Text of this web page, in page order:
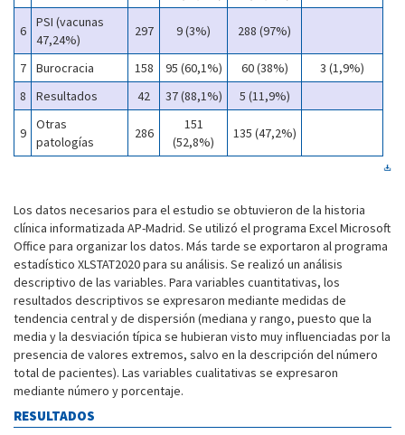
6
PSI (vacunas
47,24%)
297 9 (3%) 288 (97%)
7 Burocracia 158 95 (60,1%) 60 (38%)
3 (1,9%)
8
Resultados 42 37 (88,1%) 5 (11,9%)
9
Otras
patologías
286
151
(52,8%)
135 (47,2%)
Los datos necesarios para el estudio se obtuvieron de la historia
clínica informatizada AP-Madrid. Se utilizó el programa Excel Microsoft
Office para organizar los datos. Más tarde se exportaron al programa
estadístico XLSTAT2020 para su análisis. Se realizó un análisis
descriptivo de las variables. Para variables cuantitativas, los
resultados descriptivos se expresaron mediante medidas de
tendencia central y de dispersión (mediana y rango, puesto que la
media y la desviación típica se hubieran visto muy influenciadas por la
presencia de valores extremos, salvo en la descripción del número
total de pacientes). Las variables cualitativas se expresaron
mediante número y porcentaje.
RESULTADOS